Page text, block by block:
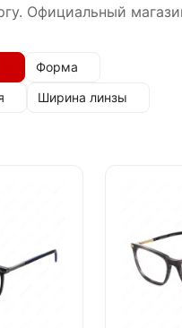
Официальный
Форма
Ширина линзы